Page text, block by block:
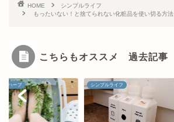
HOME
シンプルライフ
もったいない！と捨てられない化粧品を使い切る方法
こちらもオススメ 過去記事
シンプルライフ